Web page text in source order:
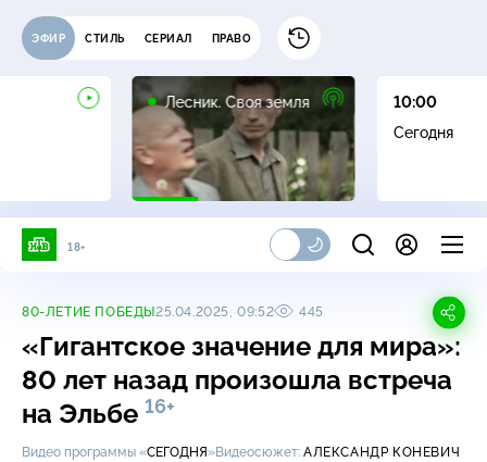
ЭФИР СТИЛЬ СЕРИАЛ ПРАВО
Лесник. Своя земля
16+
10:00
Сегодня
18+
80-ЛЕТИЕ ПОБЕДЫ 25.04.2025, 09:52 445
«Гигантское значение для мира»:
80 лет назад произошла встреча
на Эльбе 16+
Видео программы «СЕГОДНЯ»Видеосюжет: АЛЕКСАНДР КОНЕВИЧ